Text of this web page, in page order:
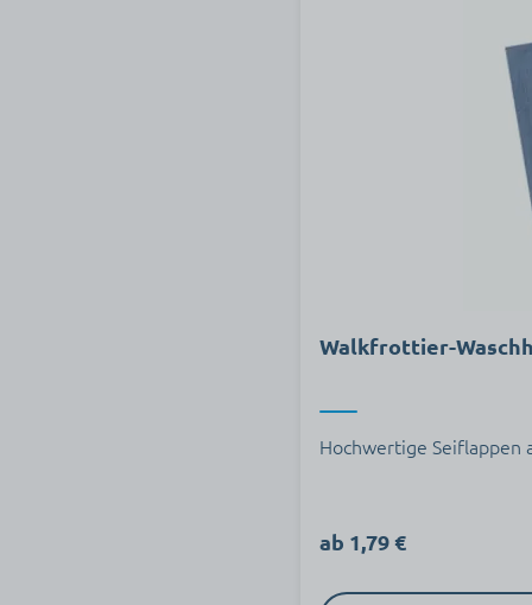
Walkfrottier-
Hochwertige
ab 1,79 €